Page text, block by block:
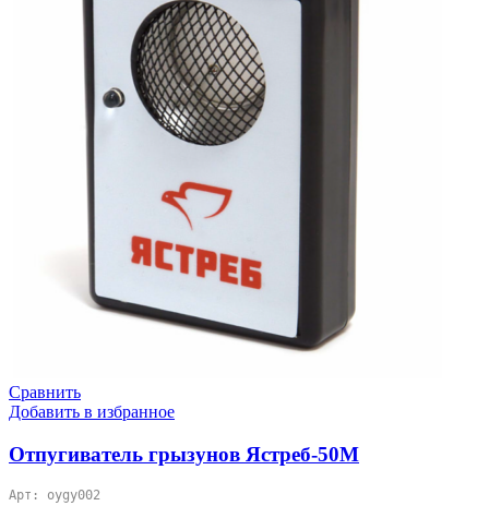
Сравнить
Добавить в избранное
Отпугиватель грызунов Ястреб-50М
Арт: oygy002